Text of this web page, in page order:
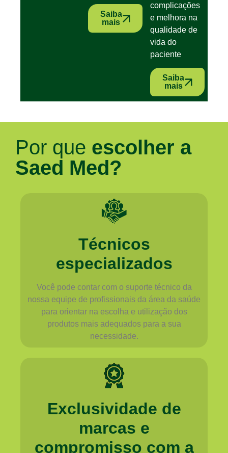
Saiba
mais
complicações
e melhora na
qualidade de
vida do
paciente
Saiba
mais
Por que escolher a
Saed Med?
Técnicos
especializados
Você pode contar com o suporte técnico da
nossa equipe de profissionais da área da saúde
para orientar na escolha e utilização dos
produtos mais adequados para a sua
necessidade.
Exclusividade de
marcas e
compromisso com a